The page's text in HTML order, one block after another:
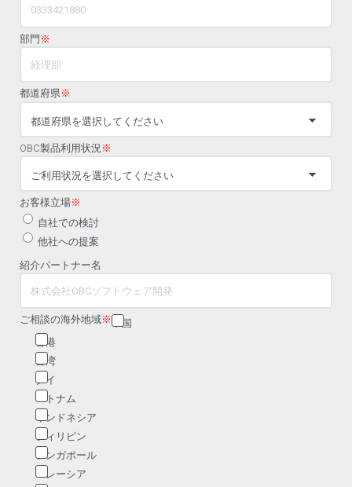
部門 ※
都道府県※
OBC製品利用状況 ※
お客様立場※
自社での検討
他社への提案
紹介パートナー名
ご相談の海外地域※中国
香港
台湾
タイ
ベトナム
インドネシア
フィリピン
シンガポール
マレーシア